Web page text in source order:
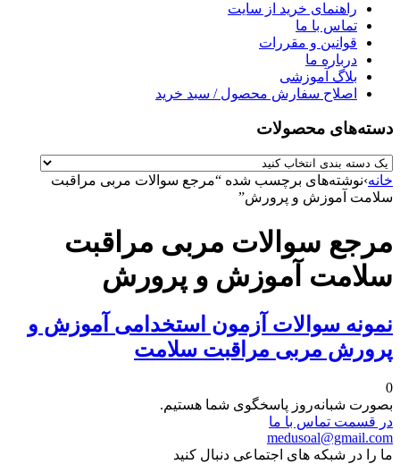
راهنمای خرید از سایت
تماس با ما
قوانین و مقررات
درباره ما
بلاگ آموزشی
اصلاح سفارش محصول / سبد خرید
دسته‌های محصولات
خانه›نوشته‌های برچسب شده “مرجع سوالات مربی مراقبت
سلامت آموزش و پرورش”
مرجع سوالات مربی مراقبت
سلامت آموزش و پرورش
نمونه سوالات آزمون استخدامی آموزش و
پرورش مربی مراقبت سلامت
0
بصورت شبانه‌روز پاسخگوی شما هستیم.
در قسمت تماس با ما
medusoal@gmail.com
ما را در شبکه های اجتماعی دنبال کنید